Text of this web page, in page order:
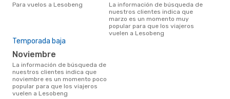
Para vuelos a Lesobeng
La información de búsqueda de
nuestros clientes indica que
marzo es un momento muy
popular para que los viajeros
vuelen a Lesobeng
Temporada baja
noviembre
La información de búsqueda de
nuestros clientes indica que
noviembre es un momento poco
popular para que los viajeros
vuelen a Lesobeng